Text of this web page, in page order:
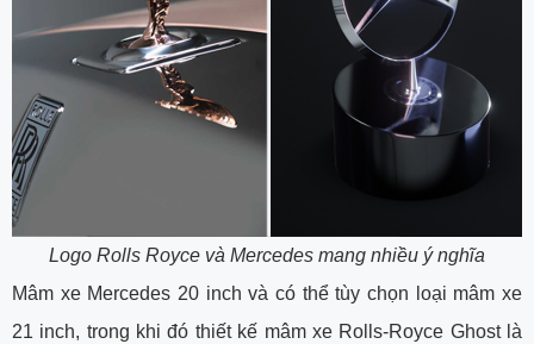
Logo Rolls Royce và Mercedes mang nhiều ý nghĩa
Mâm xe Mercedes 20 inch và có thể tùy chọn loại mâm xe
21 inch, trong khi đó thiết kế mâm xe Rolls-Royce Ghost là